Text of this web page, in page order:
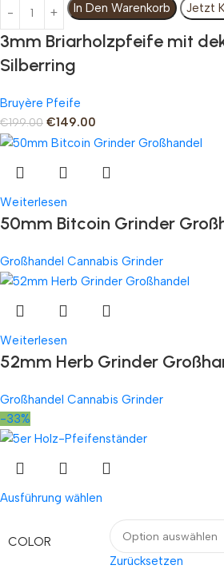
In Den Warenkorb Jetzt
3mm Briarholzpfeife mit
Silberring
Bruyère Pfeife
€199.00 €149.00
Weiterlesen
50mm Bitcoin Grinder
Großhandel Cannabis Grinder
Weiterlesen
52mm Herb Grinder
Großhandel Cannabis Grinder
-33%
Ausführung wählen
COLOR
Zurücksetzen